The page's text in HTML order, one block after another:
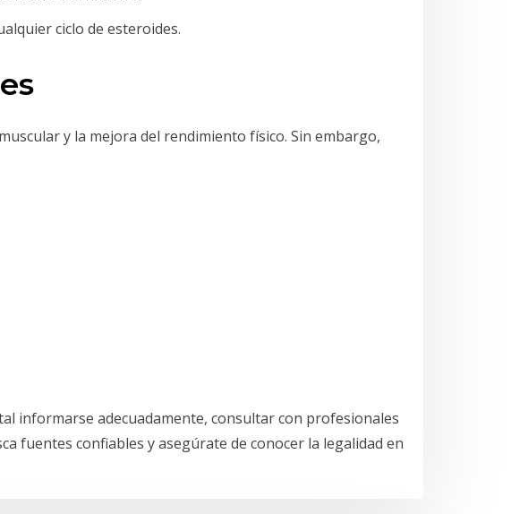
ciclo de esteroides.
y la mejora del rendimiento físico. Sin embargo,
informarse adecuadamente, consultar con profesionales
fuentes confiables y asegúrate de conocer la legalidad en